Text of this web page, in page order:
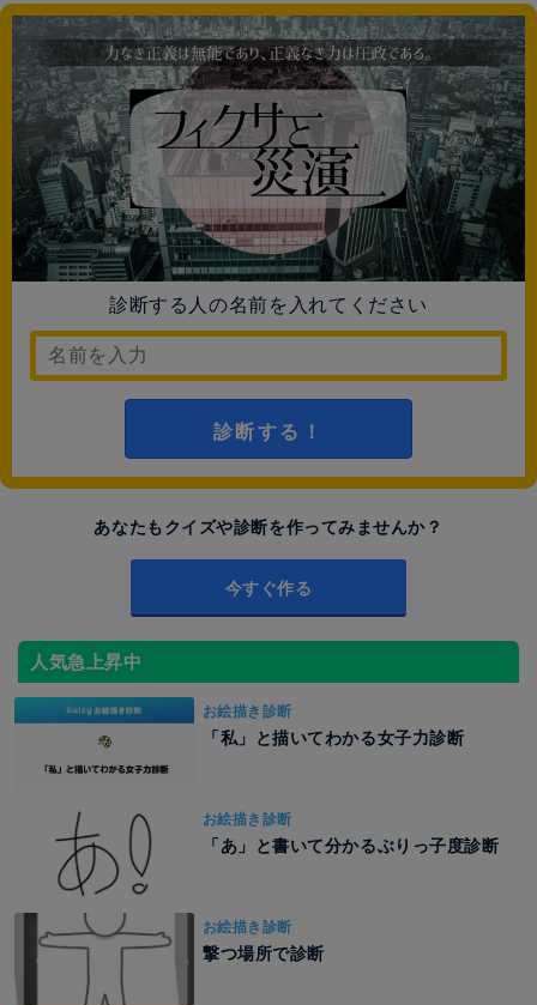
診断する人の名前を入れてください
診断する！
あなたもクイズや診断を作ってみませんか？
今すぐ作る
人気急上昇中
お絵描き診断
「私」と描いてわかる女子力診断
お絵描き診断
「あ」と書いて分かるぶりっ子度診断
お絵描き診断
撃つ場所で診断